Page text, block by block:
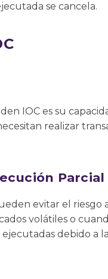
se cancela.
IOC es su
realizar
Parcial
evitar el riesgo
volátiles o
debido a